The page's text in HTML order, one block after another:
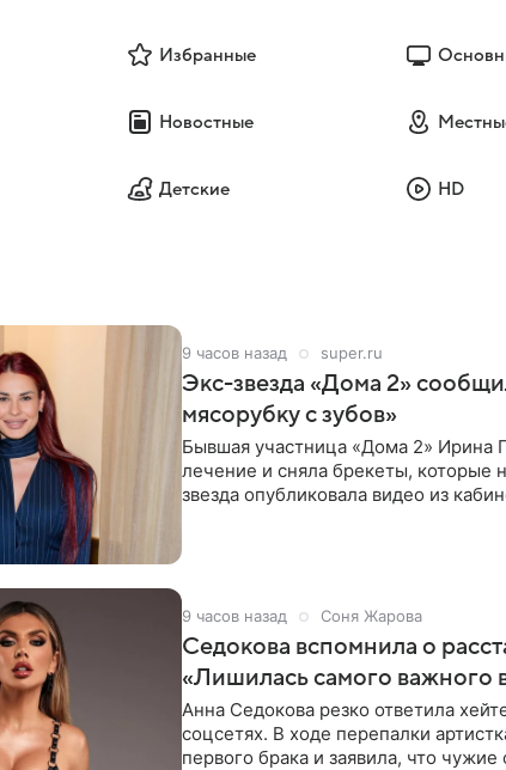
Избранные
Новостные
Детские HD
9 часов назад super.ru
Экс-звезда «Дома 2»
мясорубку с зубов»
Бывшая участница «Дома 2» Ирина
лечение и сняла брекеты, которые
звезда опубликовала видео из
9 часов назад Соня Жарова
Седокова вспомнила о
«Лишилась самого важного
Анна Седокова резко ответила
соцсетях. В ходе перепалки
первого брака и заявила, что